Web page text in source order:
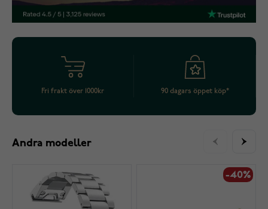
Fri frakt över 1000kr 90 dagars öppet köp*
Andra modeller
-40%